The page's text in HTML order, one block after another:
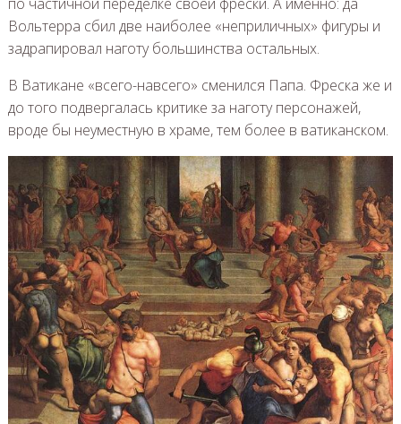
Вольтерра сбил две наиболее «неприличных» фигуры и
задрапировал наготу большинства остальных.
В Ватикане «всего-навсего» сменился Папа. Фреска же и
до того подвергалась критике за наготу персонажей,
вроде бы неуместную в храме, тем более в ватиканском.